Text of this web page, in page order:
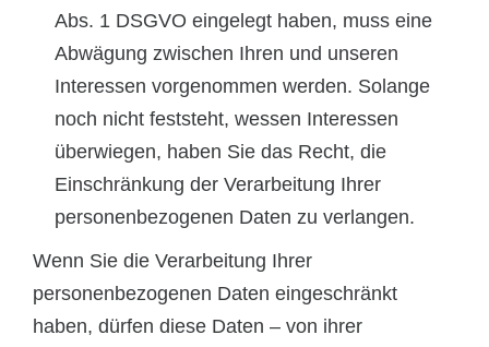
Abs. 1 DSGVO eingelegt haben, muss eine
Abwägung zwischen Ihren und unseren
Interessen vorgenommen werden. Solange
noch nicht feststeht, wessen Interessen
überwiegen, haben Sie das Recht, die
Einschränkung der Verarbeitung Ihrer
personenbezogenen Daten zu verlangen.
Wenn Sie die Verarbeitung Ihrer
personenbezogenen Daten eingeschränkt
haben, dürfen diese Daten – von ihrer